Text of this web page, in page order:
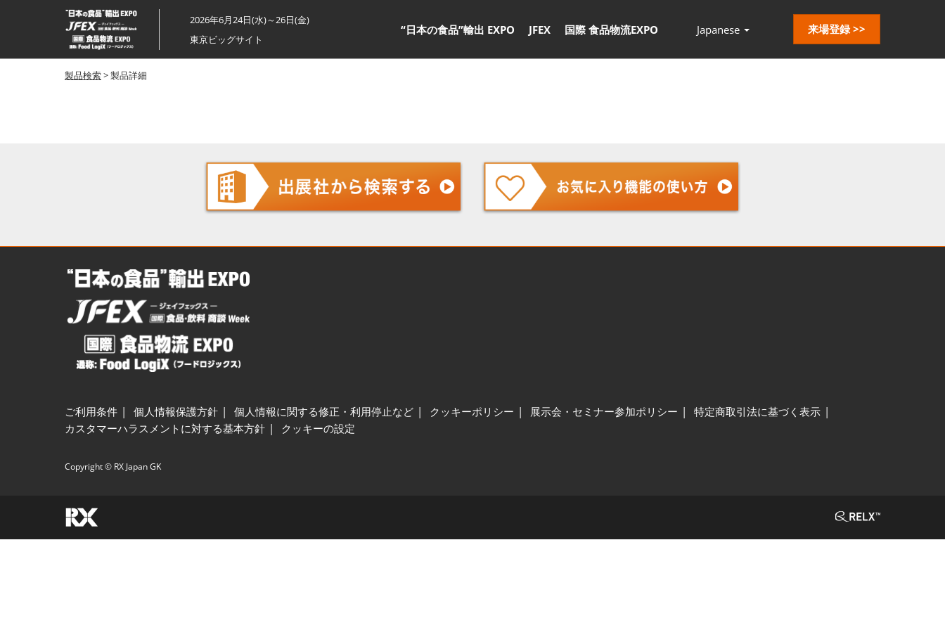
ス
キ
ッ
プ
し
2026年6月24日(水)～26日(金)
東京ビッグサイト
“日本の食品”輸出 EXPO JFEX 国際 食品物流EXPO Japanese 来場登録 >>
製品検索> 製品詳細
ご利用条件 個人情報保護方針 個人情報に関する修正・利用停止など クッキーポリシー 展示会・セミナー参加ポリシー
特定商取引法に基づく表示
カスタマーハラスメントに対する基本方針
クッキーの設定
Copyright © RX Japan GK